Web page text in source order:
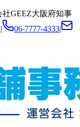
社GEEZ大阪府知事
| 06-7777-4333|